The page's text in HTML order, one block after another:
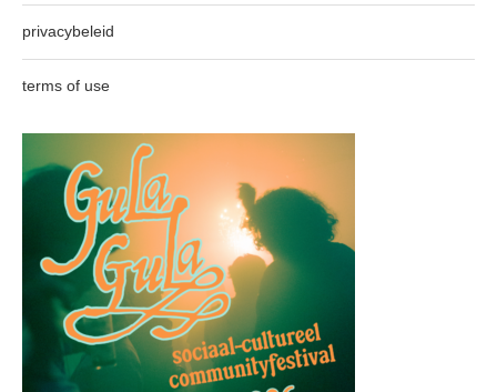
privacybeleid
terms of use